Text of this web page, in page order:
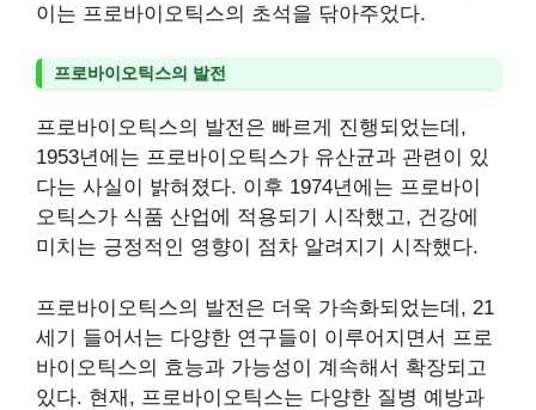
이는 프로바이오틱스의 초석을 닦아주었다.
프로바이오틱스의 발전
프로바이오틱스의 발전은 빠르게 진행되었는데,
1953년에는 프로바이오틱스가 유산균과 관련이 있
다는 사실이 밝혀졌다. 이후 1974년에는 프로바이
오틱스가 식품 산업에 적용되기 시작했고, 건강에
미치는 긍정적인 영향이 점차 알려지기 시작했다.
프로바이오틱스의 발전은 더욱 가속화되었는데, 21
세기 들어서는 다양한 연구들이 이루어지면서 프로
바이오틱스의 효능과 가능성이 계속해서 확장되고
있다. 현재, 프로바이오틱스는 다양한 질병 예방과